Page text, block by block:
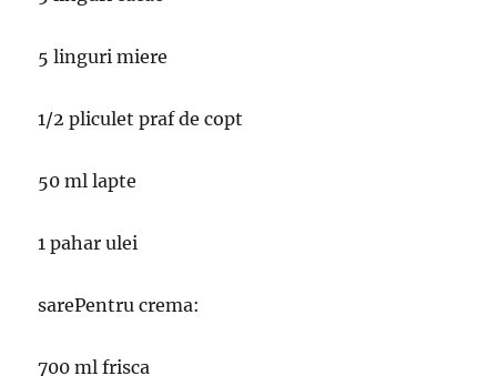
5 linguri miere
1/2 pliculet praf de copt
50 ml lapte
1 pahar ulei
sarePentru crema:
700 ml frisca